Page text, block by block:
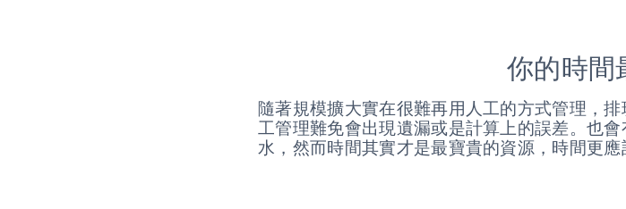
你的時間
隨著規模擴大實在很難再用人工的方式管理，
工管理難免會出現遺漏或是計算上的誤差。也
水，然而時間其實才是最寶貴的資源，時間更應